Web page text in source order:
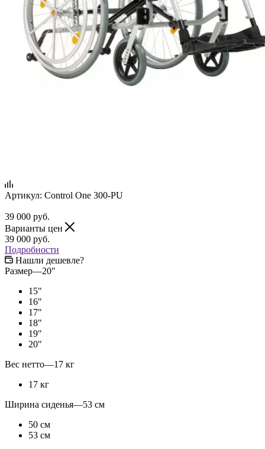
Артикул: Control One 300-PU
39 000 руб.
Варианты цен
39 000 руб.
Подробности
Нашли дешевле?
Размер—20"
15"
16"
17"
18"
19"
20"
Вес нетто—17 кг
17 кг
Ширина сиденья—53 см
50 см
53 см